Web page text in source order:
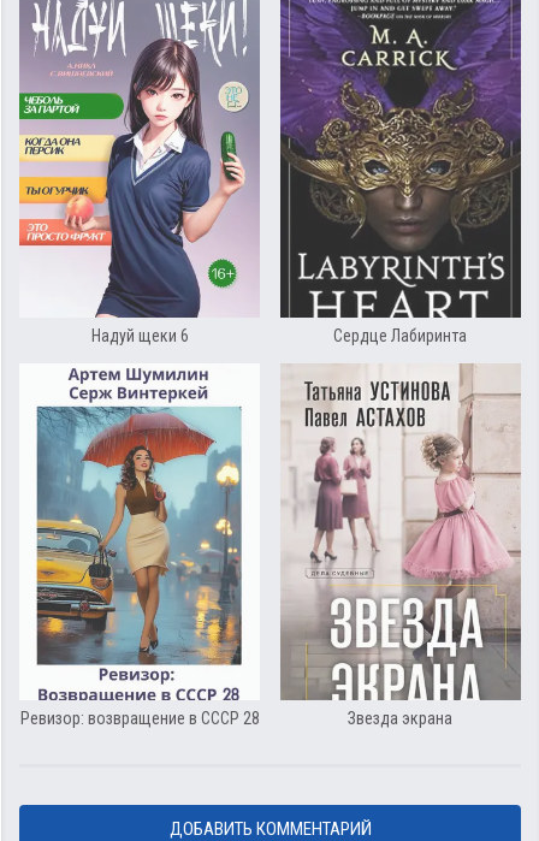
Надуй щеки 6 Сердце Лабиринта
Ревизор: возвращение в СССР 28 Звезда экрана
ДОБАВИТЬ КОММЕНТАРИЙ